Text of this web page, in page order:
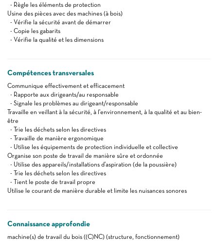
- Règle les éléments de protection
Usine des pièces avec des machines (à bois)
- Vérifie la sécurité avant de démarrer
- Copie les gabarits
- Vérifie la qualité et les dimensions
Compétences transversales
Communique effectivement et efficacement
- Rapporte aux dirigeants/au responsable
- Signale les problèmes au dirigeant/responsable
Travaille en veillant à la sécurité, à l'environnement, à la qualité et au bien-
être
- Trie les déchets selon les directives
- Travaille de manière ergonomique
- Utilise les équipements de protection individuelle et collective
Organise son poste de travail de manière sûre et ordonnée
- Utilise des appareils/installations d'aspiration (de la poussière)
- Trie les déchets selon les directives
- Tient le poste de travail propre
Utilise le courant de manière durable et limite les nuisances sonores
Connaissance approfondie
machine(s) de travail du bois ((C)NC) (structure, fonctionnement)